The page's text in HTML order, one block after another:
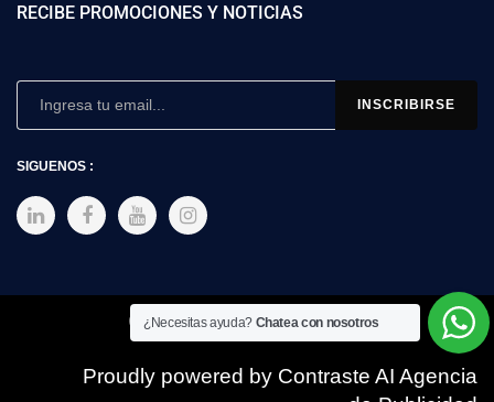
RECIBE PROMOCIONES Y NOTICIAS
SIGUENOS :
Copyright © 2025 SIMEX
Proudly powered by Contraste AI Agencia
¿Necesitas ayuda? Chatea con nosotros